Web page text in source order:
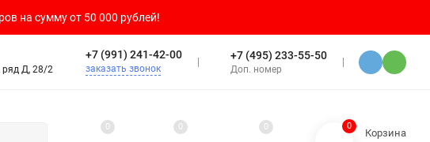
на сумму от 50 000 рублей!
ряд Д, 28/2
+7 (991) 241-42-00
заказать звонок
+7 (495) 233-55-50
Доп. номер
0 0 0 0
Корзина